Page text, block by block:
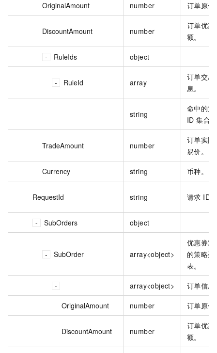
OriginalAmount number 订单原价
DiscountAmount number
订单优惠
额。
RuleIds object
RuleId array
订单交易
息。
string
命中的策
ID 集合。
TradeAmount number
订单实际
易价。
Currency string 币种。
RequestId string 请求 ID。
SubOrders object
SubOrder array<object>
优惠券对
的策略列
表。
array<object> 订单信息
OriginalAmount number 订单原价
DiscountAmount number
订单优惠
额。